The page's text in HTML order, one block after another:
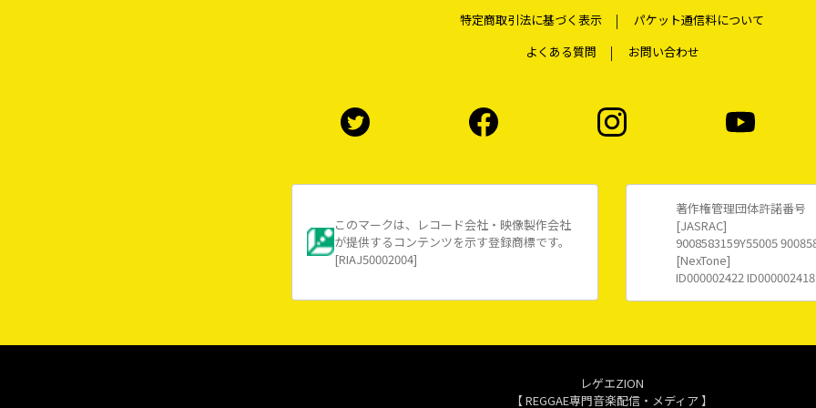
特定商取引法に基づく表示
パケット通信料について
よくある質問
お問い合わせ
このマークは、レコード会社・映像製作会社
が提供するコンテンツを示す登録商標です。
[RIAJ50002004]
著作権管理団体許諾番号
[JASRAC]
9008583159Y55005
[NexTone]
ID000002422 ID000002418
レゲエZION
【 REGGAE専門音楽配信・メディア 】